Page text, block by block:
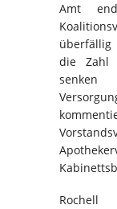
Amt
die Zahl
senken